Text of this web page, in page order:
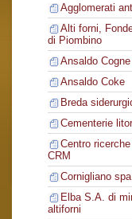
Agglomerati
Alti forni,
di Piombino
Ansaldo Cogne
Ansaldo Coke
Breda
Cementerie
Centro
CRM
Cornigliano spa
Elba S.A. di
altiforni